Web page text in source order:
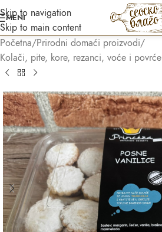
Skip to navigation
Skip to main content
MENI
Početna/Prirodni domaći proizvodi/
Kolači, pite, kore, rezanci, voće i povrće
● Dostupan — Seosko blago